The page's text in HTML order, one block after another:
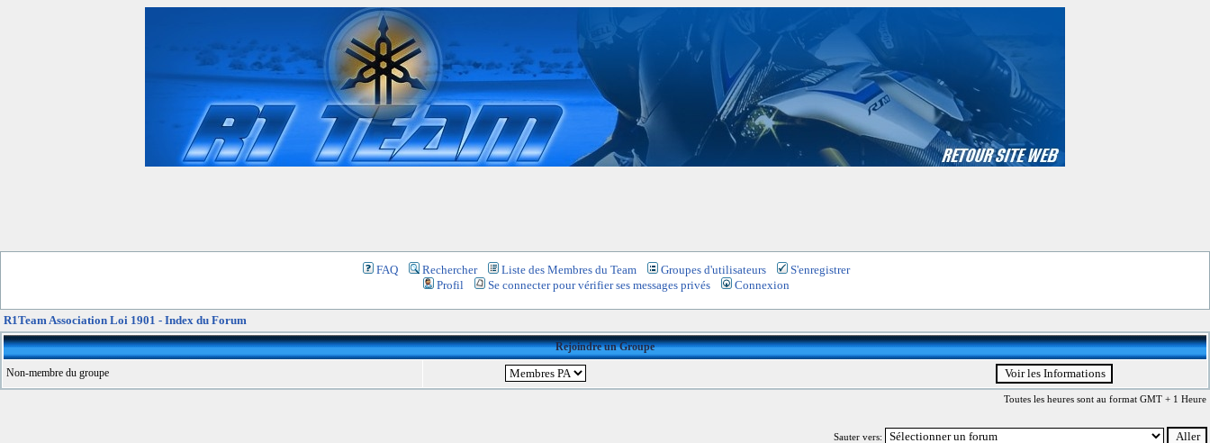
FAQ Rechercher Liste des Membres du Team Groupes d'utilisateurs
S'enregistrer
Profil
Se connecter pour vérifier ses messages privés Connexion
R1Team Association Loi 1901 - Index du Forum
Rejoindre un Groupe
Non-membre du groupe
Toutes les heures sont au format GMT + 1 Heure
Sauter vers: